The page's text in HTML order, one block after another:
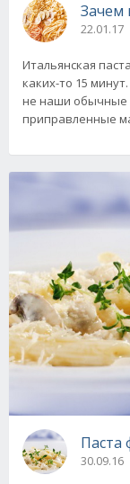
Зачем
22.01.17
Итальянская
каких-то 15
не наши обычные
приправленные
Паста
30.09.16